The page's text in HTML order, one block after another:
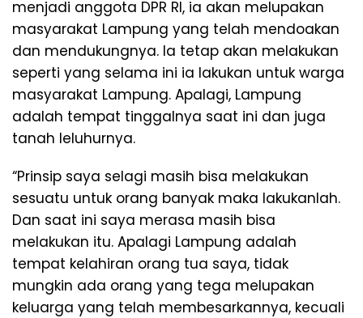
menjadi anggota DPR RI, ia akan melupakan
masyarakat Lampung yang telah mendoakan
dan mendukungnya. Ia tetap akan melakukan
seperti yang selama ini ia lakukan untuk warga
masyarakat Lampung. Apalagi, Lampung
adalah tempat tinggalnya saat ini dan juga
tanah leluhurnya.
“Prinsip saya selagi masih bisa melakukan
sesuatu untuk orang banyak maka lakukanlah.
Dan saat ini saya merasa masih bisa
melakukan itu. Apalagi Lampung adalah
tempat kelahiran orang tua saya, tidak
mungkin ada orang yang tega melupakan
keluarga yang telah membesarkannya, kecuali